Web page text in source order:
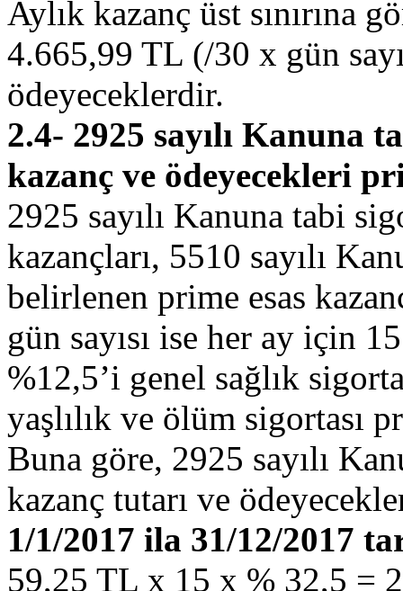
Aylık kazanç üst sınırına
4.665,99 TL (/30 x gün
ödeyeceklerdir.
2.4- 2925 sayılı Kanuna
kazanç ve ödeyecekleri
2925 sayılı Kanuna tabi
kazançları, 5510 sayılı
belirlenen prime esas
gün sayısı ise her ay için
%12,5’i genel sağlık
yaşlılık ve ölüm sigortası
Buna göre, 2925 sayılı
kazanç tutarı ve
1/1/2017 ila 31/12/2017
59,25 TL x 15 x % 32,5 =